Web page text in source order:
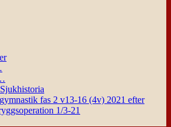
fas 2 v13-16 (4v) 2021 efter
1/3-21